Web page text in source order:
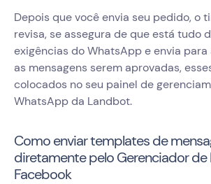
Depois que você envia seu pedido, o
revisa, se assegura de que está tudo
exigências do WhatsApp e envia para
as mensagens serem aprovadas,
colocados no seu painel de
WhatsApp da Landbot.
Como enviar templates de
diretamente pelo Gerenciador
Facebook